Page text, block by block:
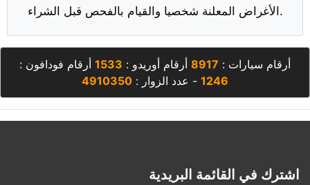
الأغراض المعلنة شخصيا والقيام بالفحص قبل الشراء.
أرقام سيارات : 8917 أرقام أوريدو : 1533 أرقام فودافون :
1246 - عدد الزوار : 4910350
اشترك في القائمة البريدية